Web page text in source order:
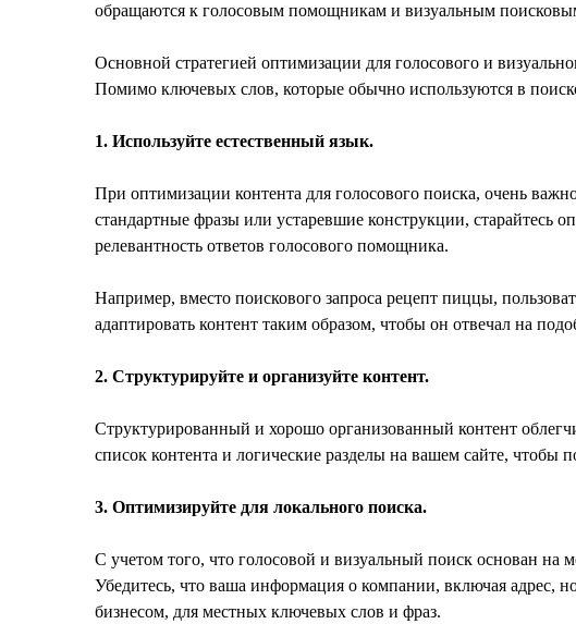
обращаются к голосовым помощникам и визуальным
Основной стратегией оптимизации для голосового и
Помимо ключевых слов, которые обычно используются в
1. Используйте естественный язык.
При оптимизации контента для голосового поиска, очень
стандартные фразы или устаревшие конструкции,
релевантность ответов голосового помощника.
Например, вместо поискового запроса рецепт пиццы,
адаптировать контент таким образом, чтобы он отвечал на
2. Структурируйте и организуйте контент.
Структурированный и хорошо организованный контент
список контента и логические разделы на вашем сайте,
3. Оптимизируйте для локального поиска.
С учетом того, что голосовой и визуальный поиск основан на
Убедитесь, что ваша информация о компании, включая адрес,
бизнесом, для местных ключевых слов и фраз.